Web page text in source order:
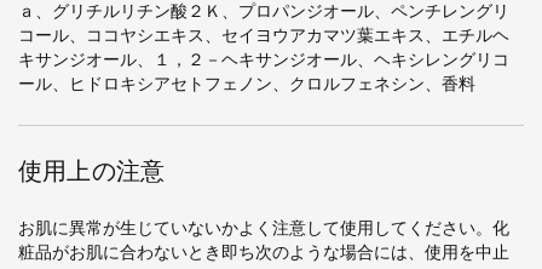
ａ、グリチルリチン酸２Ｋ、プロパンジオール、ペンチレングリ
コール、ココヤシエキス、セイヨウアカマツ葉エキス、エチルヘ
キサンジオール、１，２－ヘキサンジオール、ヘキシレングリコ
ール、ヒドロキシアセトフェノン、クロルフェネシン、香料
使用上の注意
お肌に異常が生じていないかよく注意して使用してください。化
粧品がお肌に合わないとき即ち次のような場合には、使用を中止